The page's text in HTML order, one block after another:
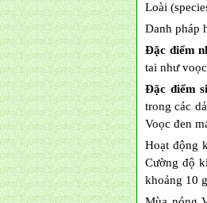
Loài
Danh pháp
Đặc điểm
tai như
Đặc điểm
trong các
Voọc đen
Hoạt động
Cường độ
khoảng 10